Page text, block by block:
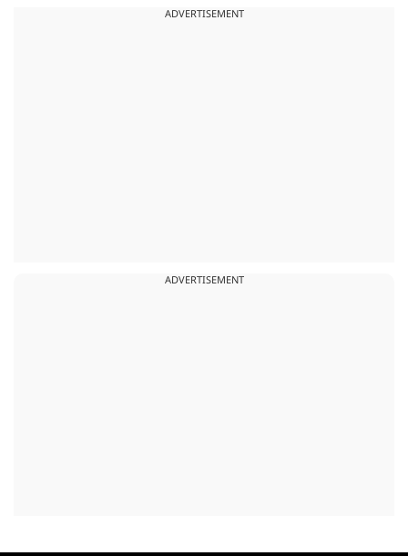
ADVERTISEMENT
ADVERTISEMENT